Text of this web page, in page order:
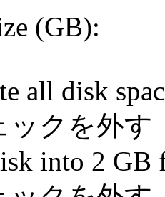
(GB):
all disk
ックを外す
into 2 GB